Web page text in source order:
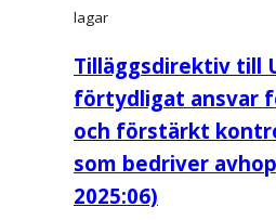
lagar
Tilläggsdirektiv till
förtydligat ansvar
och förstärkt
som bedriver
2025:06)